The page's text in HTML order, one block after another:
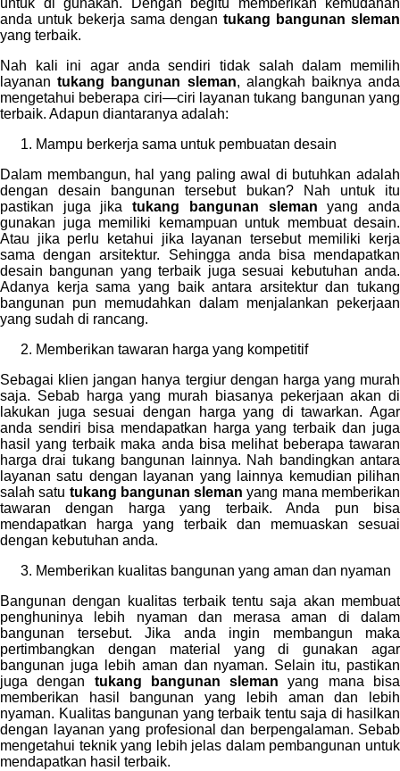
untuk di gunakan. Dengan begitu memberikan kemudahan
anda untuk bekerja sama dengantukang bangunan sleman
yang terbaik.
Nah kali ini agar anda sendiri tidak salah dalam memilih
layanantukang bangunan sleman, alangkah baiknya anda
mengetahui beberapa ciri—ciri layanan tukang bangunan yang
terbaik. Adapun diantaranya adalah:
Mampu berkerja sama untuk pembuatan desain
Dalam membangun, hal yang paling awal di butuhkan adalah
dengan desain bangunan tersebut bukan? Nah untuk itu
pastikan juga jikatukang bangunan sleman yang anda
gunakan juga memiliki kemampuan untuk membuat desain.
Atau jika perlu ketahui jika layanan tersebut memiliki kerja
sama dengan arsitektur. Sehingga anda bisa mendapatkan
desain bangunan yang terbaik juga sesuai kebutuhan anda.
Adanya kerja sama yang baik antara arsitektur dan tukang
bangunan pun memudahkan dalam menjalankan pekerjaan
yang sudah di rancang.
Memberikan tawaran harga yang kompetitif
Sebagai klien jangan hanya tergiur dengan harga yang murah
saja. Sebab harga yang murah biasanya pekerjaan akan di
lakukan juga sesuai dengan harga yang di tawarkan. Agar
anda sendiri bisa mendapatkan harga yang terbaik dan juga
hasil yang terbaik maka anda bisa melihat beberapa tawaran
harga drai tukang bangunan lainnya. Nah bandingkan antara
layanan satu dengan layanan yang lainnya kemudian pilihan
salah satu tukang bangunan sleman yang mana memberikan
tawaran dengan harga yang terbaik. Anda pun bisa
mendapatkan harga yang terbaik dan memuaskan sesuai
dengan kebutuhan anda.
Memberikan kualitas bangunan yang aman dan nyaman
Bangunan dengan kualitas terbaik tentu saja akan membuat
penghuninya lebih nyaman dan merasa aman di dalam
bangunan tersebut. Jika anda ingin membangun maka
pertimbangkan dengan material yang di gunakan agar
bangunan juga lebih aman dan nyaman. Selain itu, pastikan
juga dengan tukang bangunan sleman yang mana bisa
memberikan hasil bangunan yang lebih aman dan lebih
nyaman. Kualitas bangunan yang terbaik tentu saja di hasilkan
dengan layanan yang profesional dan berpengalaman. Sebab
mengetahui teknik yang lebih jelas dalam pembangunan untuk
mendapatkan hasil terbaik.